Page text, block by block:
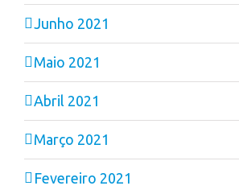
Junho 2021
Maio 2021
Abril 2021
Março 2021
Fevereiro 2021